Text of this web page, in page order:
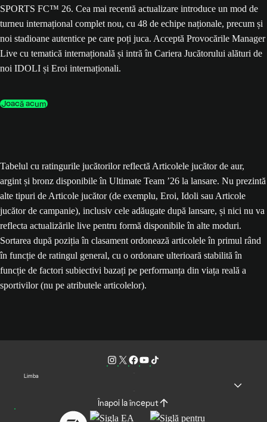
SPORTS FC™ 26. Cea mai recentă actualizare introduce un mod de
turneu internațional complet nou, cu 48 de echipe naționale, precum și
noi stadioane autentice pe care poți juca. Acceptă Provocările Manager
Live cu tematică internațională și intră în Cariera Jucătorului alături de
noi IDOLI și Eroi internaționali.
Joacă acum
Tabelul cu ratingurile jucătorilor reflectă Articolele jucător de aur,
argint și bronz disponibile în Ultimate Team ’26 la lansare. Nu prezintă
alte tipuri de Articole jucător (de exemplu, Eroi, Idoli sau Articole
jucător de campanie), inclusiv cele adăugate după lansare, și nici nu va
reflecta actualizările live pentru formă disponibile în alte moduri.
Sortarea după poziția în clasament ordonează articolele în primul rând
în funcție de ratingul general, cu o ordonare ulterioară stabilită în
funcție de factori subiectivi bazați pe performanța din viața reală a
sportivilor (nu pe atributele articolelor).
Limba
Înapoi la început